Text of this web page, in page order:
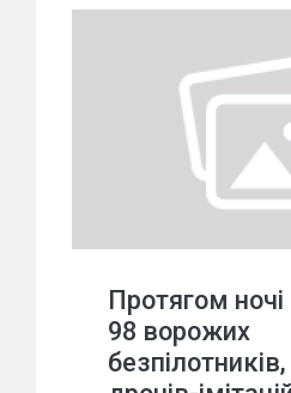
Протягом
98 ворожих